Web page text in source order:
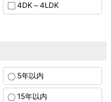
4DK～4LDK
5年以内
15年以内